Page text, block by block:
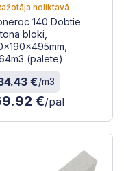
noliktavā
140 Dobtie
bloki,
(palete)
€/m3
€/pal